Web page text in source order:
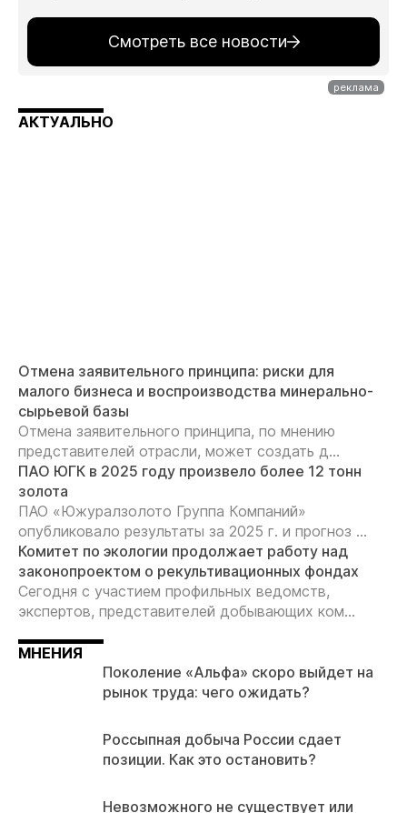
Смотреть все новости
АКТУАЛЬНО
Отмена заявительного принципа: риски для
малого бизнеса и воспроизводства минерально-
сырьевой базы
Отмена заявительного принципа, по мнению
представителей отрасли, может создать д...
ПАО ЮГК в 2025 году произвело более 12 тонн
золота
ПАО «Южуралзолото Группа Компаний»
опубликовало результаты за 2025 г. и прогноз ...
Комитет по экологии продолжает работу над
законопроектом о рекультивационных фондах
Сегодня с участием профильных ведомств,
экспертов, представителей добывающих ком...
МНЕНИЯ
Поколение «Альфа» скоро выйдет на
рынок труда: чего ожидать?
Россыпная добыча России сдает
позиции. Как это остановить?
Невозможного не существует или